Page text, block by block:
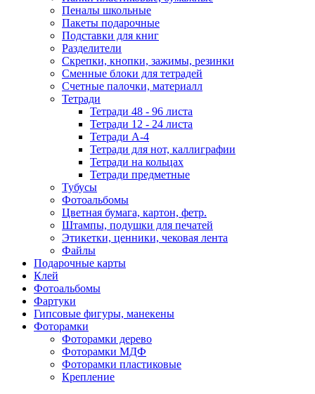
Пеналы школьные
Пакеты подарочные
Подставки для книг
Разделители
Скрепки, кнопки, зажимы, резинки
Сменные блоки для тетрадей
Счетные палочки, материалл
Тетради
Тетради 48 - 96 листа
Тетради 12 - 24 листа
Тетради А-4
Тетради для нот, каллиграфии
Тетради на кольцах
Тетради предметные
Тубусы
Фотоальбомы
Цветная бумага, картон, фетр.
Штампы, подушки для печатей
Этикетки, ценники, чековая лента
Файлы
Подарочные карты
Клей
Фотоальбомы
Фартуки
Гипсовые фигуры, манекены
Фоторамки
Фоторамки дерево
Фоторамки МДФ
Фоторамки пластиковые
Крепление